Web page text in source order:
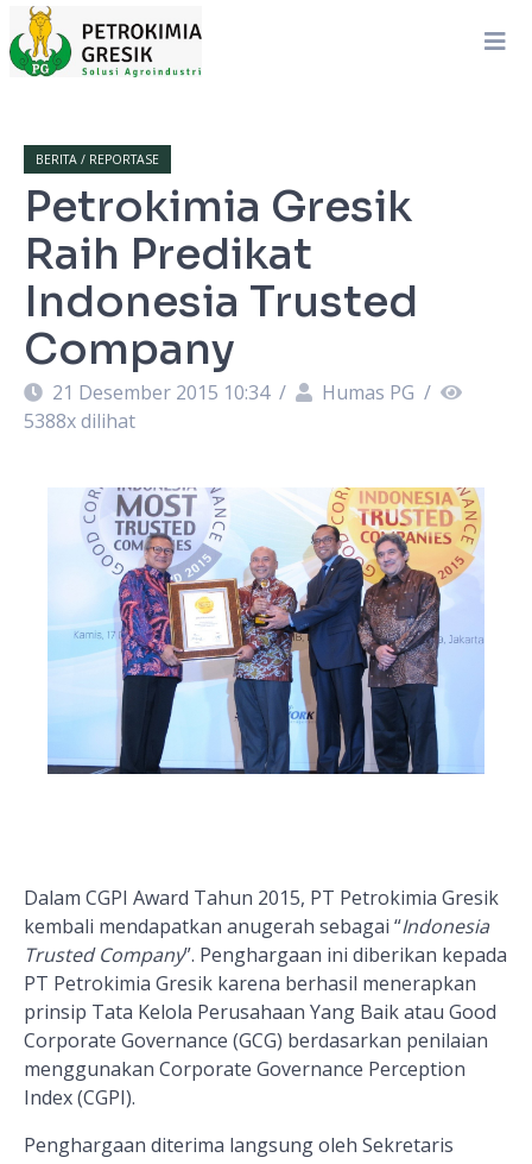
BERITA / REPORTASE
Petrokimia Gresik
Raih Predikat
Indonesia Trusted
Company
21 Desember 2015 10:34 / Humas PG /
5388x dilihat
Dalam CGPI Award Tahun 2015, PT Petrokimia Gresik
kembali mendapatkan anugerah sebagai “Indonesia
Trusted Company”. Penghargaan ini diberikan kepada
PT Petrokimia Gresik karena berhasil menerapkan
prinsip Tata Kelola Perusahaan Yang Baikatau Good
Corporate Governance (GCG) berdasarkan penilaian
menggunakan Corporate Governance Perception
Index (CGPI).
Penghargaan diterima langsung oleh Sekretaris